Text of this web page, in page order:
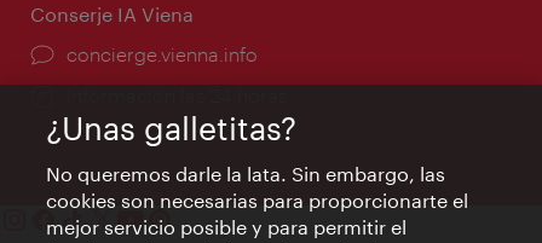
Conserje IA Viena
concierge.vienna.info
¿Unas galletitas?
No queremos darle la lata. Sin embargo, las
cookies son necesarias para proporcionarte el
mejor servicio posible y para permitir el